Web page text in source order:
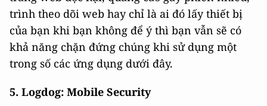
trình theo dõi web hay chỉ là ai đó lấy thiết bị
của bạn khi bạn không để ý thì bạn vẫn sẽ có
khả năng chặn đứng chúng khi sử dụng một
trong số các ứng dụng dưới đây.
5. Logdog: Mobile Security